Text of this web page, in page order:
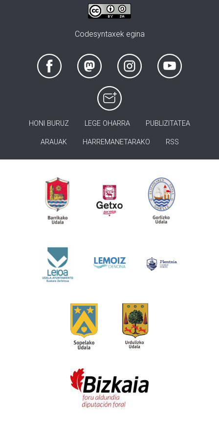
Codesyntaxek egina
HONI BURUZ LEGE OHARRA PUBLIZITATEA
ARAUAK HARREMANETARAKO RSS